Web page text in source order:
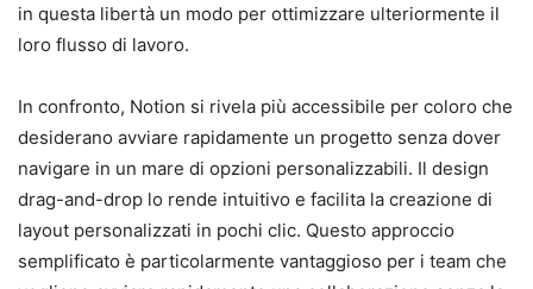
in questa libertà un modo per ottimizzare ulteriormente il
loro flusso di lavoro.
In confronto, Notion si rivela più accessibile per coloro che
desiderano avviare rapidamente un progetto senza dover
navigare in un mare di opzioni personalizzabili. Il design
drag-and-drop lo rende intuitivo e facilita la creazione di
layout personalizzati in pochi clic. Questo approccio
semplificato è particolarmente vantaggioso per i team che